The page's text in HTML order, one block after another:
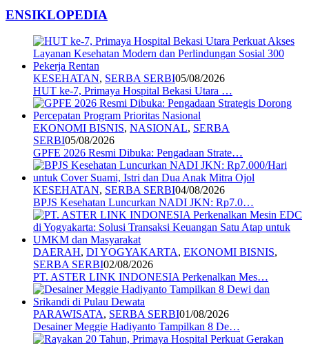
ENSIKLOPEDIA
KESEHATAN, SERBA SERBI05/08/2026
HUT ke-7, Primaya Hospital Bekasi Utara …
EKONOMI BISNIS, NASIONAL, SERBA
SERBI05/08/2026
GPFE 2026 Resmi Dibuka: Pengadaan Strate…
KESEHATAN, SERBA SERBI04/08/2026
BPJS Kesehatan Luncurkan NADI JKN: Rp7.0…
DAERAH, DI YOGYAKARTA, EKONOMI BISNIS,
SERBA SERBI02/08/2026
PT. ASTER LINK INDONESIA Perkenalkan Mes…
PARAWISATA, SERBA SERBI01/08/2026
Desainer Meggie Hadiyanto Tampilkan 8 De…